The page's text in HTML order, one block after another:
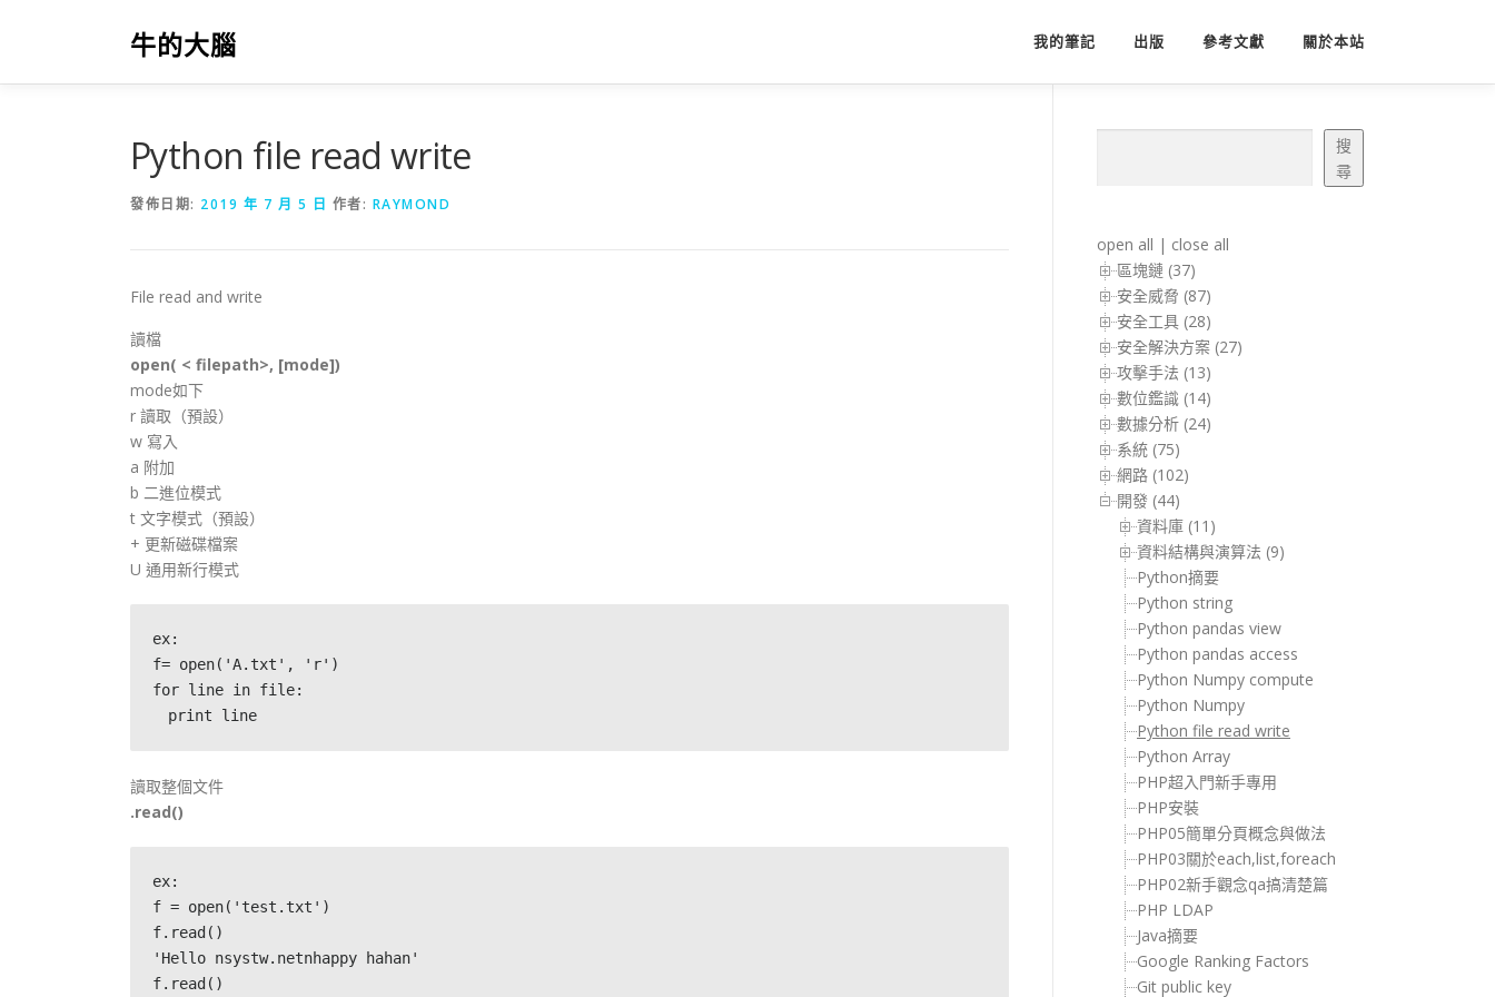
要
牛的大腦 我的筆記 出版 參考文獻 關於本站
Python file read write
發佈日期: 2019 年 7 月 5 日 作者: RAYMOND
File read and write
讀檔
open( < filepath>, [mode])
mode如下
r 讀取（預設）
w 寫入
a 附加
b 二進位模式
t 文字模式（預設）
+ 更新磁碟檔案
U 通用新行模式
ex:
f= open('A.txt', 'r')
for line in file:
print line
讀取整個文件
.read()
ex:
f = open('test.txt')
f.read()
'Hello nsystw.netnhappy hahan'
f.read()
搜
尋
open all | close all
區塊鏈 (37)
安全威脅 (87)
安全工具 (28)
安全解決方案 (27)
攻擊手法 (13)
數位鑑識 (14)
數據分析 (24)
系統 (75)
網路 (102)
開發 (44)
資料庫 (11)
資料結構與演算法 (9)
Python摘要
Python string
Python pandas view
Python pandas access
Python Numpy compute
Python Numpy
Python file read write
Python Array
PHP超入門新手專用
PHP安裝
PHP05簡單分頁概念與做法
PHP03關於each,list,foreach
PHP02新手觀念qa搞清楚篇
PHP LDAP
Java摘要
Google Ranking Factors
Git public key